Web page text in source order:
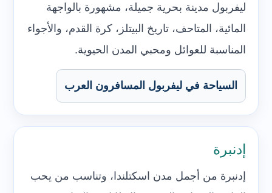
ليفربول مدينة بحرية جميلة، مشهورة بالواجهة
المائية، المتاحف، تاريخ البيتلز، كرة القدم، والأجواء
المناسبة للعوائل ومحبي المدن الحيوية.
السياحة في ليفربول المسافرون العرب
إدنبرة
إدنبرة من أجمل مدن اسكتلندا، وتناسب من يحب